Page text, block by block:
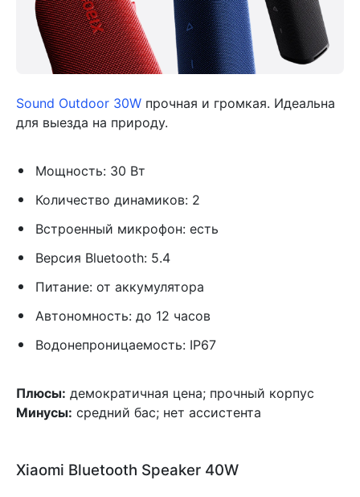
Sound Outdoor 30W прочная и громкая. Идеальна
для выезда на природу.
Мощность: 30 Вт
Количество динамиков: 2
Встроенный микрофон: есть
Версия Bluetooth: 5.4
Питание: от аккумулятора
Автономность: до 12 часов
Водонепроницаемость: IP67
Плюсы: демократичная цена; прочный корпус
Минусы: средний бас; нет ассистента
Xiaomi Bluetooth Speaker 40W